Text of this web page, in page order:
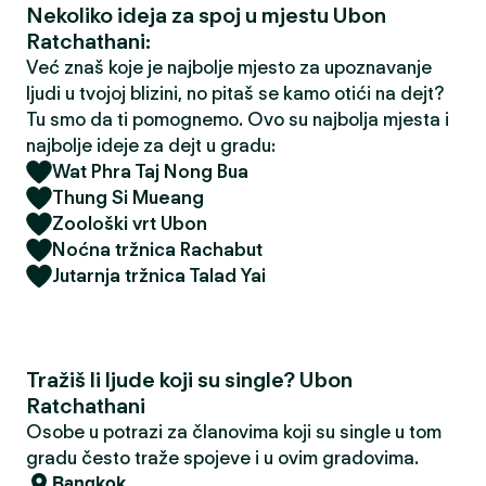
Nekoliko ideja za spoj u mjestu Ubon
Ratchathani:
Već znaš koje je najbolje mjesto za upoznavanje
ljudi u tvojoj blizini, no pitaš se kamo otići na dejt?
Tu smo da ti pomognemo. Ovo su najbolja mjesta i
najbolje ideje za dejt u gradu:
Wat Phra Taj Nong Bua
Thung Si Mueang
Zoološki vrt Ubon
Noćna tržnica Rachabut
Jutarnja tržnica Talad Yai
Tražiš li ljude koji su single? Ubon
Ratchathani
Osobe u potrazi za članovima koji su single u tom
gradu često traže spojeve i u ovim gradovima.